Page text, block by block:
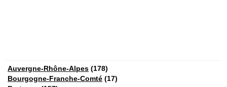
Auvergne-Rhône-Alpes (178)
Bourgogne-Franche-Comté (17)